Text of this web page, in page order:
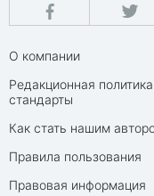
О компании
Редакционная
стандарты
Как стать нашим
Правила пользования
Правовая информация